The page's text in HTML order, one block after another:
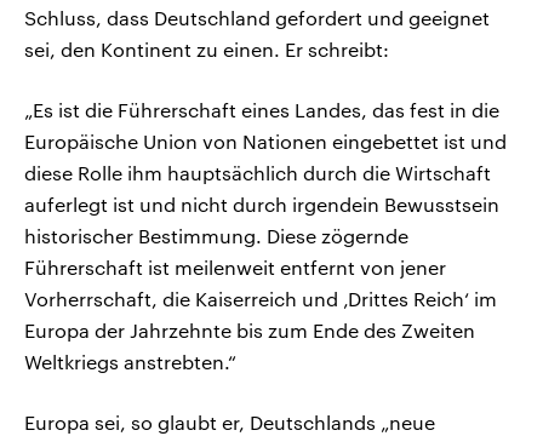
Schluss, dass Deutschland gefordert und geeignet
sei, den Kontinent zu einen. Er schreibt:
„Es ist die Führerschaft eines Landes, das fest in die
Europäische Union von Nationen eingebettet ist und
diese Rolle ihm hauptsächlich durch die Wirtschaft
auferlegt ist und nicht durch irgendein Bewusstsein
historischer Bestimmung. Diese zögernde
Führerschaft ist meilenweit entfernt von jener
Vorherrschaft, die Kaiserreich und ‚Drittes Reich‘ im
Europa der Jahrzehnte bis zum Ende des Zweiten
Weltkriegs anstrebten.“
Europa sei, so glaubt er, Deutschlands „neue